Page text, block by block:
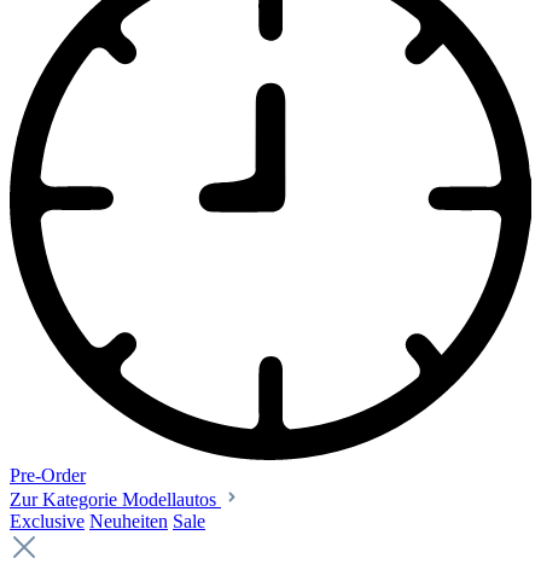
Pre-Order
Zur Kategorie Modellautos
Exclusive Neuheiten Sale